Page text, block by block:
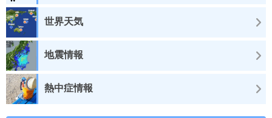
世界天気
地震情報
熱中症情報